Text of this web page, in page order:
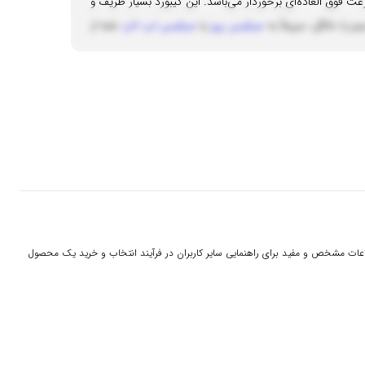
سرفیس پرویا سرفیس لپ تاپ شما از
مشخص و مفید برای راهنمایی سایر کاربران در فرآیند انتخاب و خرید یک محصول